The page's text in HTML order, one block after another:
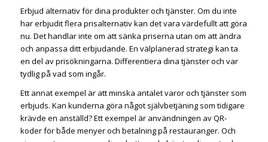
Erbjud alternativ för dina produkter och tjänster. Om du inte
har erbjudit flera prisalternativ kan det vara värdefullt att göra
nu. Det handlar inte om att sänka priserna utan om att ändra
och anpassa ditt erbjudande. En välplanerad strategi kan ta
en del av prisökningarna. Differentiera dina tjänster och var
tydlig på vad som ingår.
Ett annat exempel är att minska antalet varor och tjänster som
erbjuds. Kan kunderna göra något självbetjäning som tidigare
krävde en anställd? Ett exempel är användningen av QR-
koder för både menyer och betalning på restauranger. Och